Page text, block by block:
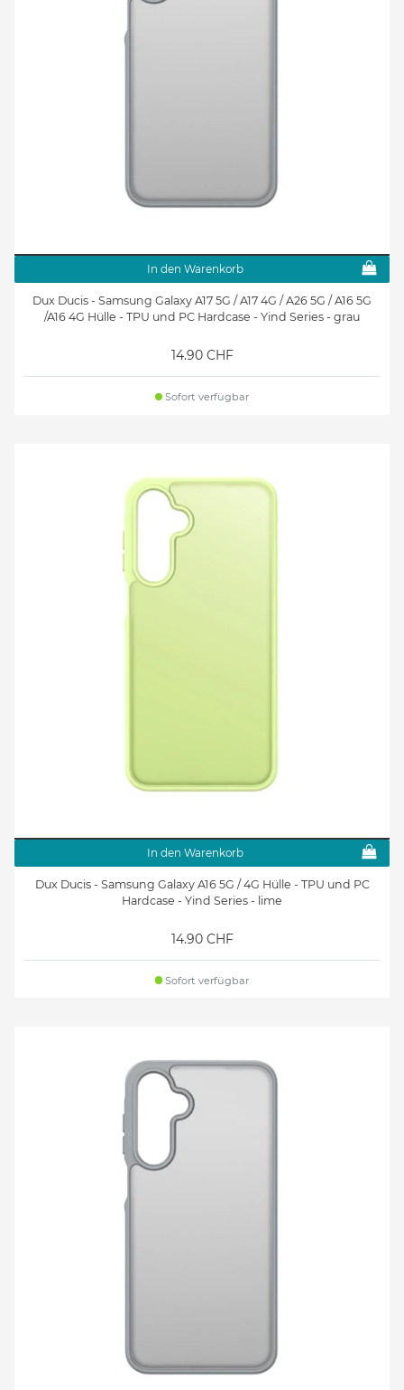
In den Warenkorb
Dux Ducis - Samsung Galaxy A17 5G / A17 4G / A26 5G / A16 5G
/A16 4G Hülle - TPU und PC Hardcase - Yind Series - grau
14.90 CHF
Sofort verfügbar
In den Warenkorb
Dux Ducis - Samsung Galaxy A16 5G / 4G Hülle - TPU und PC
Hardcase - Yind Series - lime
14.90 CHF
Sofort verfügbar